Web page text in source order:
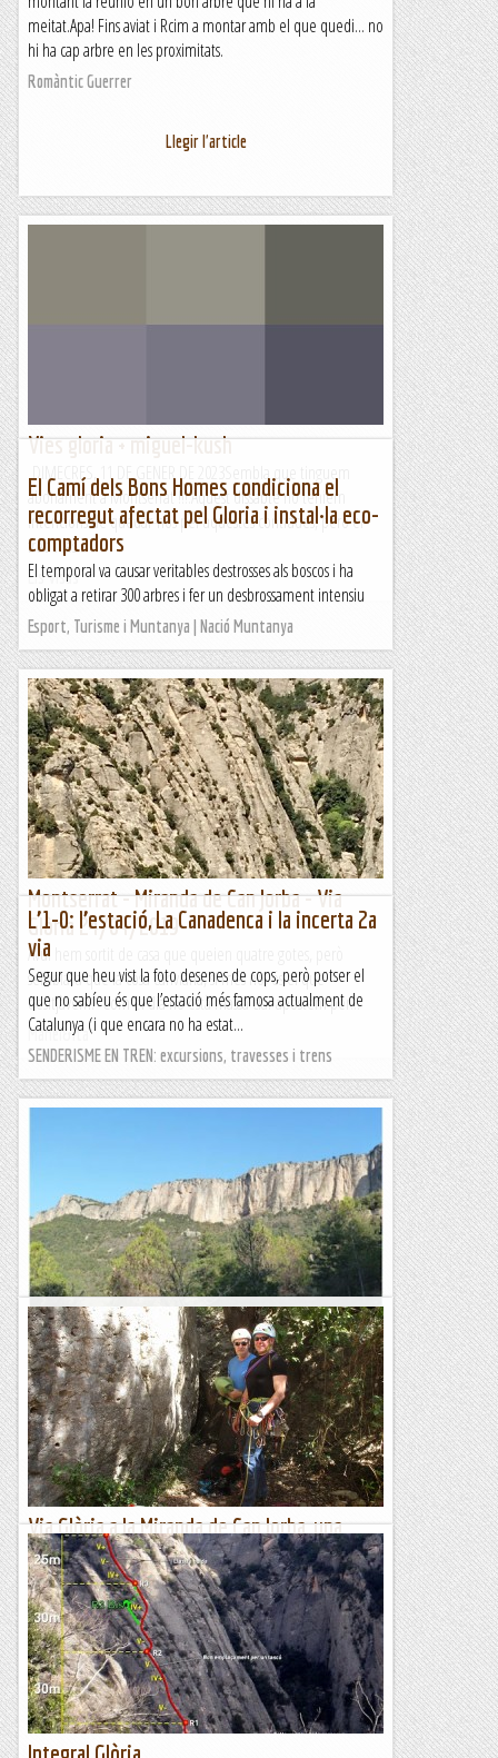
meitat.Apa! Fins aviat i Rcim a montar amb el que quedi... no
hi ha cap arbre en les proximitats.
Romàntic Guerrer
Llegir l'article
Vies gloria + miguel-kush
DIMECRES, 11 DE GENER DE 2023Sembla que tinguem
abonament a Montserrat !!!.Aquest dissabte no teniem
intencions de quedar-nos per aquestes contrades, però el
fred i les...
Els Visas
El Camí dels Bons Homes condiciona el
recorregut afectat pel Gloria i instal·la eco-
comptadors
El temporal va causar veritables destrosses als boscos i ha
obligat a retirar 300 arbres i fer un desbrossament intensiu
Esport, Turisme i Muntanya | Nació Muntanya
Montserrat - Miranda de Can Jorba - Via
Glòria 24/04/2019
Avui hem sortit de casa que queien quatre gotes, però
semblava que la cosa canviaria, si més no, és el que
desitjàvem. Com el dia no està massa clar apostem per...
Manel&Ita
L’1-0: l’estació, La Canadenca i la incerta 2a
via
Segur que heu vist la foto desenes de cops, però potser el
que no sabíeu és que l’estació més famosa actualment de
Catalunya (i que encara no ha estat...
SENDERISME EN TREN: excursions, travesses i trens
SERRA DE BUSA. Via "MANERAS DE VIVIR"
20/02/16. Avui hem anat a terres poc conegudes i hem
punxat....La idea era anar a la via Shangrilà a la Serra de Busa,
però una identificació errònia d’on estava la paret...
Joan asín
Via Glòria a la Miranda de Can Jorba, una
"clàssica" amb rebava...
Amb el Josep i el Toni apunt de començarAquest dilluns a la
tarda s'han congriat els astres i quedem amb el Josep, que fa
dies que no coincidim i el Toni per fer una...
Jaumegrimp 2